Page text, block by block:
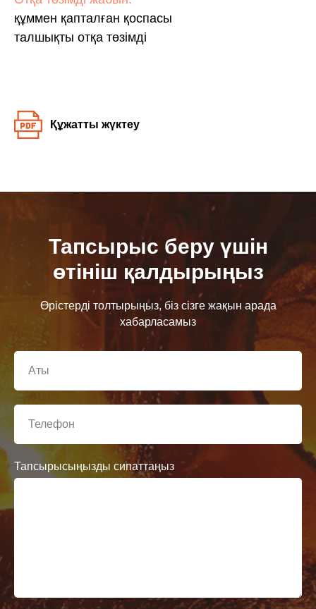
құммен қапталған қоспасы
талшықты отқа төзімді
Құжатты жүктеу
Тапсырыс беру үшін
өтініш қалдырыңыз
Өрістерді толтырыңыз, біз сізге жақын арада
хабарласамыз
Тапсырысыңызды сипаттаңыз